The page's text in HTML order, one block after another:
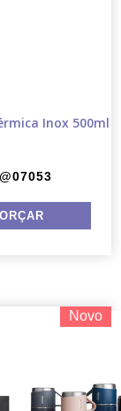
Inox 500ml
Novo